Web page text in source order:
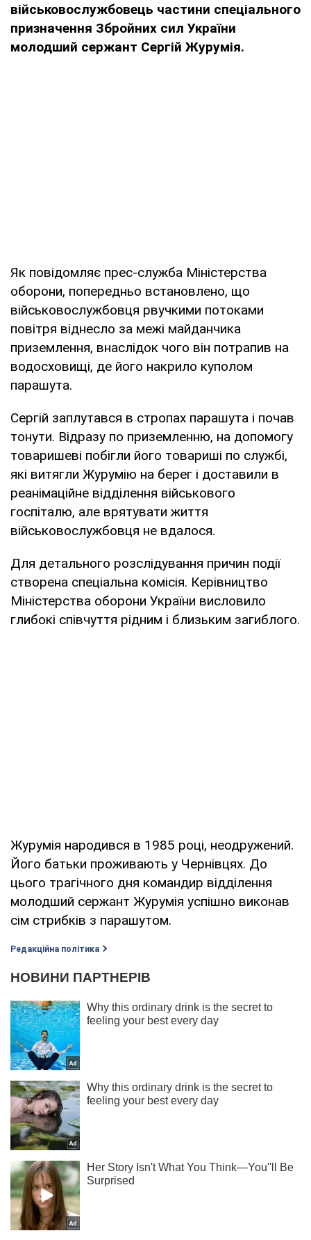
військовослужбовець частини спеціального
призначення Збройних сил України
молодший сержант Сергій Журумія.
Як повідомляє прес-служба Міністерства
оборони, попередньо встановлено, що
військовослужбовця рвучкими потоками
повітря віднесло за межі майданчика
приземлення, внаслідок чого він потрапив на
водосховищі, де його накрило куполом
парашута.
Сергій заплутався в стропах парашута і почав
тонути. Відразу по приземленню, на допомогу
товаришеві побігли його товариші по службі,
які витягли Журумію на берег і доставили в
реанімаційне відділення військового
госпіталю, але врятувати життя
військовослужбовця не вдалося.
Для детального розслідування причин події
створена спеціальна комісія. Керівництво
Міністерства оборони України висловило
глибокі співчуття рідним і близьким загиблого.
Журумія народився в 1985 році, неодружений.
Його батьки проживають у Чернівцях. До
цього трагічного дня командир відділення
молодший сержант Журумія успішно виконав
сім стрибків з парашутом.
Редакційна політика